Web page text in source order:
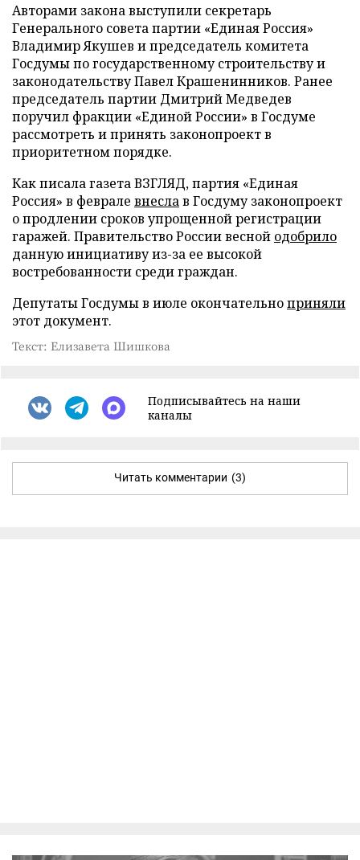
Авторами закона выступили секретарь
Генерального совета партии «Единая Россия»
Владимир Якушев и председатель комитета
Госдумы по государственному строительству и
законодательству Павел Крашенинников. Ранее
председатель партии Дмитрий Медведев
поручил фракции «Единой России» в Госдуме
рассмотреть и принять законопроект в
приоритетном порядке.
Как писала газета ВЗГЛЯД, партия «Единая
Россия» в феврале внеслав Госдуму законопроект
о продлении сроков упрощенной регистрации
гаражей. Правительство России весной одобрило
данную инициативу из-за ее высокой
востребованности среди граждан.
Депутаты Госдумы в июле окончательноприняли
этот документ.
Текст: Елизавета Шишкова
Подписывайтесь на наши
каналы
Читать комментарии (3)